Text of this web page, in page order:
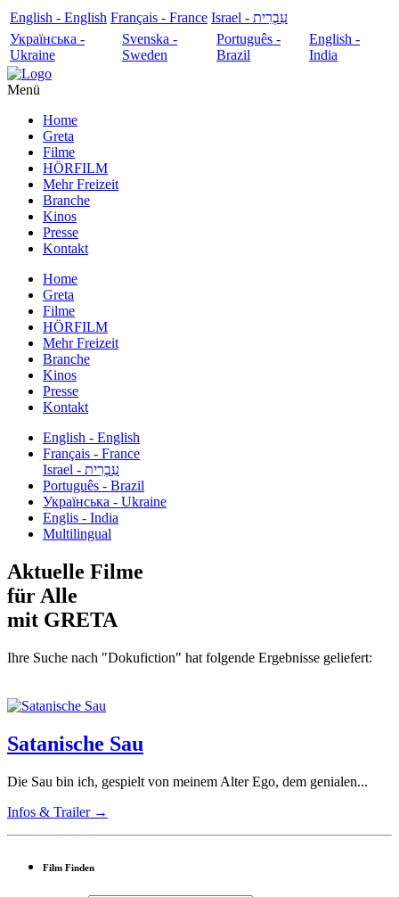
English - English Français - France
עִבְרִית - Israel
Українська -
Ukraine
Svenska -
Sweden
Português -
Brazil
English -
India
Menü
Home
Greta
Filme
HÖRFILM
Mehr Freizeit
Branche
Kinos
Presse
Kontakt
Home
Greta
Filme
HÖRFILM
Mehr Freizeit
Branche
Kinos
Presse
Kontakt
English - English
Français - France
עִבְרִית - Israel
Português - Brazil
Українська - Ukraine
Englis - India
Multilingual
Aktuelle Filme
für Alle
mit GRETA
Ihre Suche nach "Dokufiction" hat folgende Ergebnisse geliefert:
Satanische Sau
Die Sau bin ich, gespielt von meinem Alter Ego, dem genialen...
Infos & Trailer →
Film Finden